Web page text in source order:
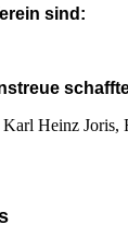
sind:
Karl Heinz Joris,